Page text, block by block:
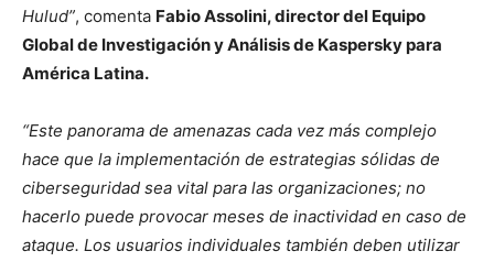
Hulud”, comenta Fabio Assolini, director del Equipo
Global de Investigación y Análisis de Kaspersky para
América Latina.
“Este panorama de amenazas cada vez más complejo
hace que la implementación de estrategias sólidas de
ciberseguridad sea vital para las organizaciones; no
hacerlo puede provocar meses de inactividad en caso de
ataque. Los usuarios individuales también deben utilizar